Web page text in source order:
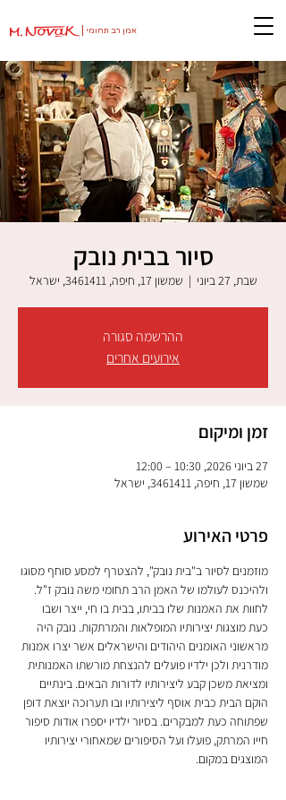
אמן רב תחומי
סיור בבית נובק
שבת, 27 ביוני
  |
שמשון 17, חיפה, 3461411, ישראל
ההרשמה סגורה
אירועים אחרים
זמן ומיקום
27 ביוני 2026, 10:30 – 12:00
שמשון 17, חיפה, 3461411, ישראל
פרטי האירוע
מוזמנים לסיור ב"בית נובק", להצטרף למסע סוחף מסוגו
ולהיכנס לעולמו של האמן הרב תחומי משה נובק ז"ל.
לחוות את האמנות שלו בביתו, בבית בו חי, ייצר ושבו
כעת מוצגות יצירותיו המופלאות והמרתקות. נובק היה
מראשוני האומנים היהודים והישראלים אשר יצרו אמנות
מודרנית ולכן ילדיו פועלים להנצחת מורשתו האמנותית
ומציאת משכן קבע ליצירותיו לדורות הבאים. בינתיים
הוקם הבית כבית אוסף ליצירותיו ובו תערוכה יוצאת דופן
שפתוחה כעת למבקרים. בסיור ילדיו יספרו אודות סיפור
חייו המרתק, פועלו ועל הסיפורים שמאחורי יצירותיו
המוצגים במקום.